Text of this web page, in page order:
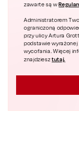
zawarte są w
Administratorem
ograniczoną
przy ulicy Artura
podstawie wyrażonej
wycofania. Więcej
znajdziesztutaj.